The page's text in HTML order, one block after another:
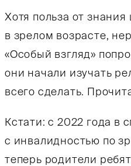
Хотя польза от
в зрелом возрасте,
«Особый взгляд»
они начали изучать
всего сделать.
Кстати: с 2022 года в
с инвалидностью по
теперь родители